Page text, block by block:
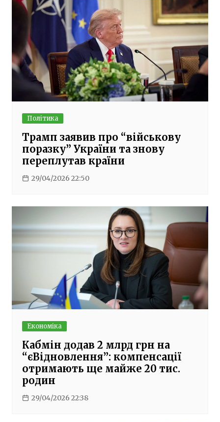
Політика
Трамп заявив про “військову
поразку” України та знову
переплутав країни
29/04/2026 22:50
Економіка
Кабмін додав 2 млрд грн на
“єВідновлення”: компенсації
отримають ще майже 20 тис.
родин
29/04/2026 22:38